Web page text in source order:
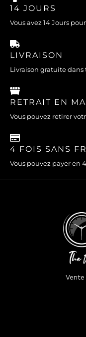
14 JOURS
Vous avez 14 Jours
LIVRAISON
Livraison gratuite dans
RETRAIT EN
Vous pouvez retirer
4 FOIS SANS
Vous pouvez payer en